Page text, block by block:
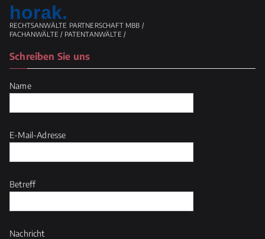
horak.
RECHTSANWÄLTE PARTNERSCHAFT MBB /
FACHANWÄLTE / PATENTANWÄLTE /
Schreiben Sie uns
Name
E-Mail-Adresse
Betreff
Nachricht